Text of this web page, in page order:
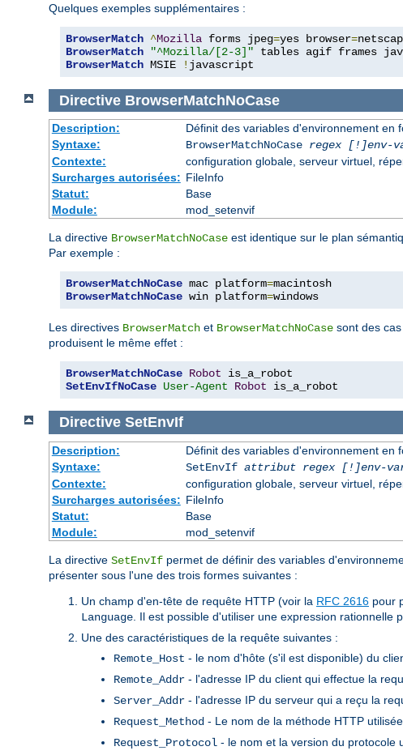
Quelques exemples supplémentaires :
BrowserMatch ^Mozilla forms jpeg=yes browser=
BrowserMatch
"^Mozilla/[2-3]"
BrowserMatch MSIE ! javascript
Directive BrowserMatchNoCase
Description:
Définit des variables d'environnement en
Syntaxe:
BrowserMatchNoCase regex [!]env-
Contexte:
configuration globale, serveur virtuel,
Surcharges autorisées: FileInfo
Statut:
Base
Module:
mod_setenvif
La directive BrowserMatchNoCase est identique sur le plan
Par exemple :
BrowserMatchNoCase mac platform=
BrowserMatchNoCase win platform=windows
Les directives BrowserMatch et BrowserMatchNoCase sont des
produisent le même effet :
BrowserMatchNoCase Robot
SetEnvIfNoCase User-Agent Robot is_a_robot
Directive SetEnvIf
Description:
Définit des variables d'environnement en
Syntaxe:
SetEnvIf attribut regex [!]env-
Contexte:
configuration globale, serveur virtuel,
Surcharges autorisées: FileInfo
Statut:
Base
Module:
mod_setenvif
La directive SetEnvIf permet de définir des variables
présenter sous l'une des trois formes suivantes :
Un champ d'en-tête de requête HTTP (voir la RFC 2616 pour
Language . Il est possible d'utiliser une expression rationnelle
Une des caractéristiques de la requête suivantes :
Remote_Host - le nom d'hôte (s'il est disponible) du
Remote_Addr - l'adresse IP du client qui effectue la
Server_Addr - l'adresse IP du serveur qui a reçu la
Request_Method - Le nom de la méthode HTTP
Request_Protocol - le nom et la version du protocole